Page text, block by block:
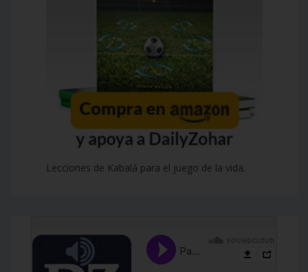
Lecciones de Kabalá para el juego de la vida.